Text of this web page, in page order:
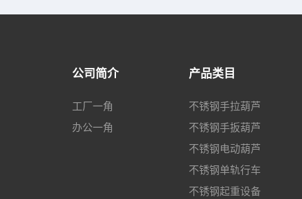
公司简介
工厂一角
办公一角
产品类目
不锈钢手拉葫芦
不锈钢手扳葫芦
不锈钢电动葫芦
不锈钢单轨行车
不锈钢起重设备